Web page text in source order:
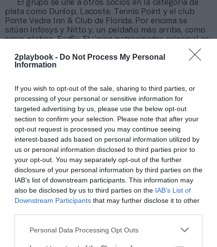
2playbook - Do Not Process My Personal
Information
If you wish to opt-out of the sale, sharing to third parties, or
processing of your personal or sensitive information for
targeted advertising by us, please use the below opt-out
section to confirm your selection. Please note that after your
opt-out request is processed you may continue seeing
interest-based ads based on personal information utilized by
us or personal information disclosed to third parties prior to
your opt-out. You may separately opt-out of the further
disclosure of your personal information by third parties on the
IAB’s list of downstream participants. This information may
also be disclosed by us to third parties on the IAB’s List of
Downstream Participants that may further disclose it to other
Personal Data Processing Opt Outs
Índex2P
El grupo se une a otros socios en la categoría de
plata como Dunlop, Lacoste, Tennis Point y el club
Ponte Vedra Inn & Club de Florida. Por encima se
sitúan Infosys y Nitto y, un peldaño más arriba, como
socio platino, FedEx. El único patrocinador principal es
Mantente informado con las últimas noticias de actualidad.
ACTIVAR AHORA
Compartir